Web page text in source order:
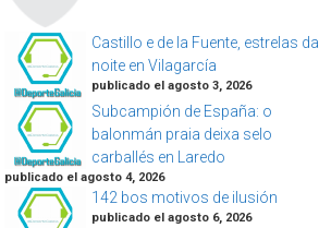
Castillo e de la Fuente, estrelas da
noite en Vilagarcía
publicado el agosto 3, 2026
Subcampión de España: o
balonmán praia deixa selo
carballés en Laredo
publicado el agosto 4, 2026
142 bos motivos de ilusión
publicado el agosto 6, 2026